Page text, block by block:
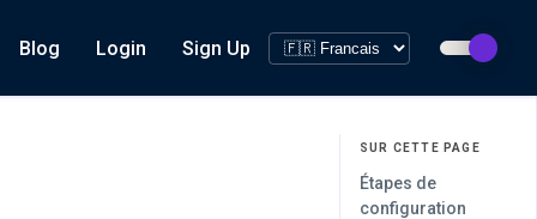
Blog Login Sign Up
SUR CETTE PAGE
Étapes de
configuration